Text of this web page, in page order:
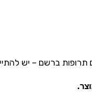
תרופות ברשם – יש